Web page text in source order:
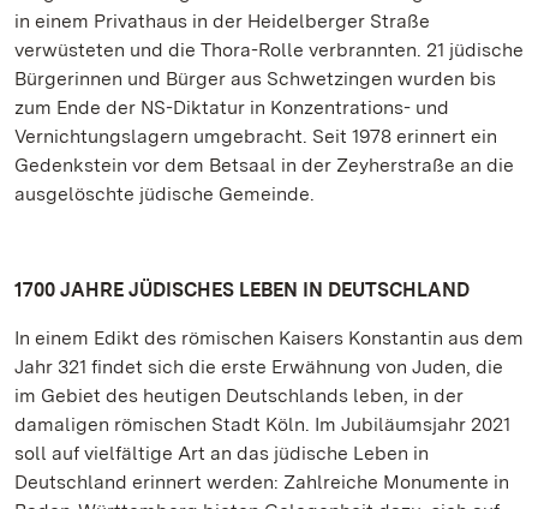
in einem Privathaus in der Heidelberger Straße
verwüsteten und die Thora-Rolle verbrannten. 21 jüdische
Bürgerinnen und Bürger aus Schwetzingen wurden bis
zum Ende der NS-Diktatur in Konzentrations- und
Vernichtungslagern umgebracht. Seit 1978 erinnert ein
Gedenkstein vor dem Betsaal in der Zeyherstraße an die
ausgelöschte jüdische Gemeinde.
1700 JAHRE JÜDISCHES LEBEN IN DEUTSCHLAND
In einem Edikt des römischen Kaisers Konstantin aus dem
Jahr 321 findet sich die erste Erwähnung von Juden, die
im Gebiet des heutigen Deutschlands leben, in der
damaligen römischen Stadt Köln. Im Jubiläumsjahr 2021
soll auf vielfältige Art an das jüdische Leben in
Deutschland erinnert werden: Zahlreiche Monumente in